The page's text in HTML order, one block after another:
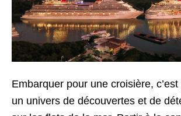
Embarquer pour une croisière,
un univers de découvertes et de